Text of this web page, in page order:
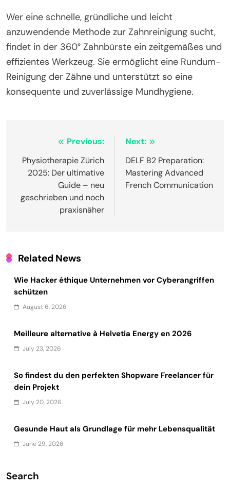
Wer eine schnelle, gründliche und leicht
anzuwendende Methode zur Zahnreinigung sucht,
findet in der 360° Zahnbürste ein zeitgemäßes und
effizientes Werkzeug. Sie ermöglicht eine Rundum-
Reinigung der Zähne und unterstützt so eine
konsequente und zuverlässige Mundhygiene.
navigation
Previous:
Physiotherapie Zürich
2025: Der ultimative
Guide – neu
geschrieben und noch
praxisnäher
Next:
DELF B2 Preparation:
Mastering Advanced
French Communication
Related News
Wie Hacker éthique Unternehmen vor Cyberangriffen
schützen
August 6, 2026
Meilleure alternative à Helvetia Energy en 2026
July 23, 2026
So findest du den perfekten Shopware Freelancer für
dein Projekt
July 20, 2026
Gesunde Haut als Grundlage für mehr Lebensqualität
June 29, 2026
Search